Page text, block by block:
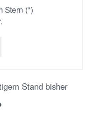
Stern (*)
Stand bisher